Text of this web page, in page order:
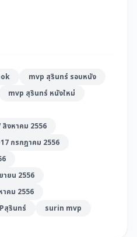
mvp สุรินทร์ รอบหนัง
mvp สุรินทร์ หนังใหม่
งหาคม 2556
กรกฎาคม 2556
ายน 2556
คม 2556
สุรินทร์ surin mvp